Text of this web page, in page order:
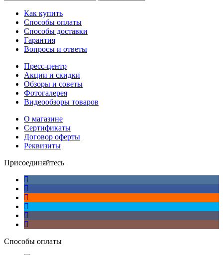
Как купить
Способы оплаты
Способы доставки
Гарантия
Вопросы и ответы
Пресс-центр
Акции и скидки
Обзоры и советы
Фотогалерея
Видеообзоры товаров
О магазине
Сертификаты
Договор оферты
Реквизиты
Присоединяйтесь
Способы оплаты